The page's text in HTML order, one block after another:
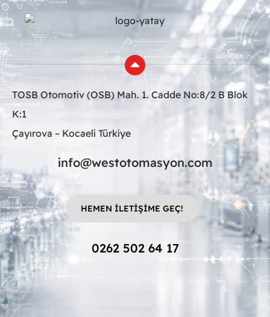
TOSB Otomotiv (OSB) Mah. 1. Cadde No:8/2 B Blok
K:1
Çayırova – Kocaeli Türkiye
info@westotomasyon.com
HEMEN İLETİŞİME GEÇ!
0262 502 64 17